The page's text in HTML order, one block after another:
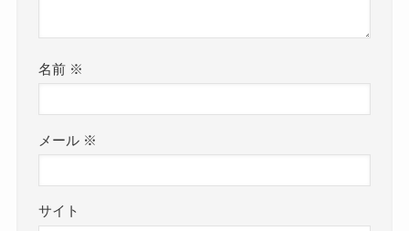
名前 ※
メール ※
サイト